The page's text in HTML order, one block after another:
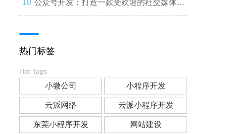
公众号开发：打造一款受欢迎的社交媒体应
热门标签
Hot Tags
小微公司 小程序开发
云派网络 云派小程序开发
东莞小程序开发 网站建设